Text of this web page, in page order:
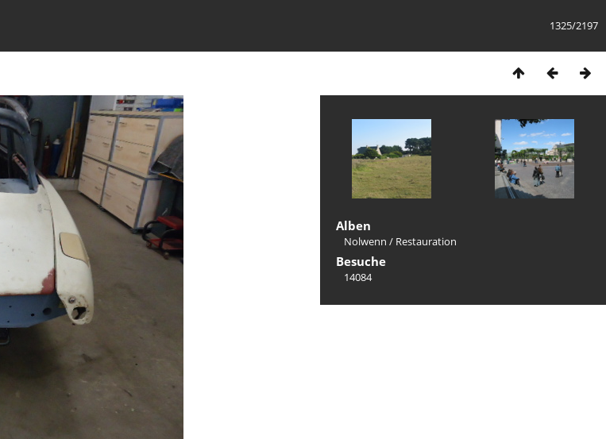
1325/2197
Alben
Nolwenn / Restauration
Besuche
14084